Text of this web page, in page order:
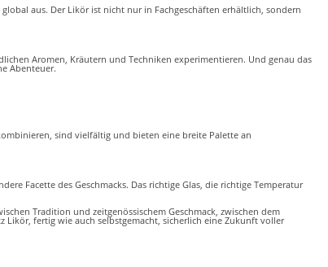
aus. Der Likör ist nicht nur in Fachgeschäften erhältlich, sondern
Aromen, Kräutern und Techniken experimentieren. Und genau das
Abenteuer.
sind vielfältig und bieten eine breite Palette an
Facette des Geschmacks. Das richtige Glas, die richtige Temperatur
Tradition und zeitgenössischem Geschmack, zwischen dem
Likör, fertig wie auch selbstgemacht, sicherlich eine Zukunft voller